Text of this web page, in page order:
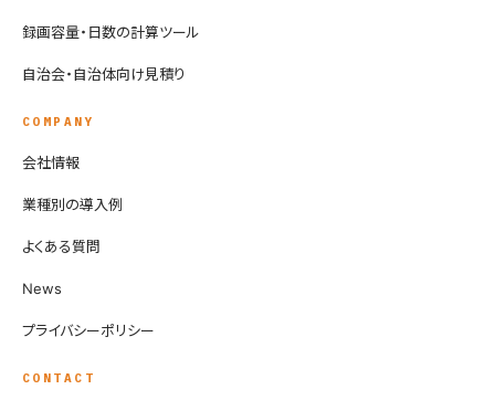
録画容量・日数の計算ツール
自治会・自治体向け見積り
COMPANY
会社情報
業種別の導入例
よくある質問
News
プライバシーポリシー
CONTACT